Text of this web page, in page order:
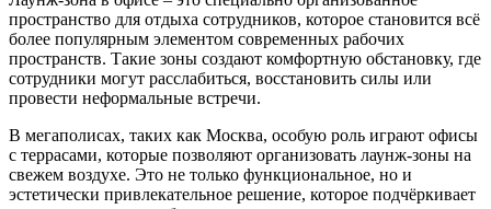
пространство для отдыха сотрудников, которое становится всё
более популярным элементом современных рабочих
пространств. Такие зоны создают комфортную обстановку, где
сотрудники могут расслабиться, восстановить силы или
провести неформальные встречи.
В мегаполисах, таких как Москва, особую роль играют офисы
с террасами, которые позволяют организовать лаунж-зоны на
свежем воздухе. Это не только функциональное, но и
эстетически привлекательное решение, которое подчёркивает